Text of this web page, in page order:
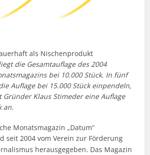
als Nischenprodukt
die Gesamtauflage des 2004
bei 10.000 Stück. In fünf
Auflage bei 15.000 Stück einpendeln,
Klaus Stimeder eine Auflage
an.
Monatsmagazin „Datum“
seit 2004 vom Verein zur Förderung
herausgegeben. Das Magazin